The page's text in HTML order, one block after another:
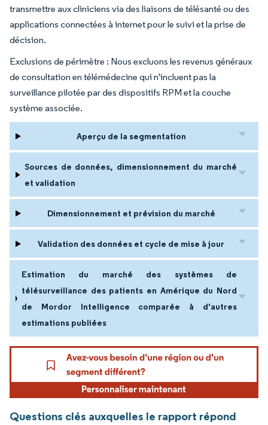
transmettre aux cliniciens via des liaisons de télésanté ou des
applications connectées à internet pour le suivi et la prise de
décision.
Exclusions de périmètre : Nous excluons les revenus généraux
de consultation en télémédecine qui n'incluent pas la
surveillance pilotée par des dispositifs RPM et la couche
système associée.
Aperçu de la segmentation
Sources de données, dimensionnement du marché
et validation
Dimensionnement et prévision du marché
Validation des données et cycle de mise à jour
Estimation du marché des systèmes de
télésurveillance des patients en Amérique du Nord
de Mordor Intelligence comparée à d'autres
estimations publiées
Questions clés auxquelles le rapport répond